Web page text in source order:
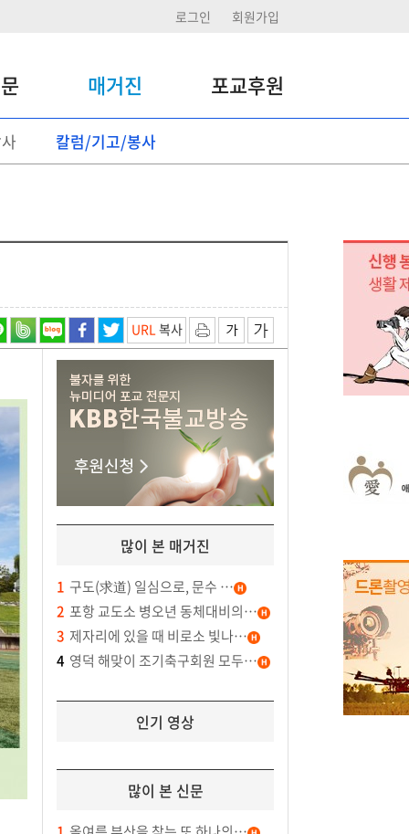
로그인 회원가입
매거진 포교후원
포교후원
칼럼/기고/봉사
URL 복사
많이 본 매거진
1 구도(求道) 일심으로, 문수 …
2 포항 교도소 병오년 동체대비의…
3 제자리에 있을 때 비로소 빛나…
4 영덕 해맞이 조기축구회원 모두…
인기 영상
많이 본 신문